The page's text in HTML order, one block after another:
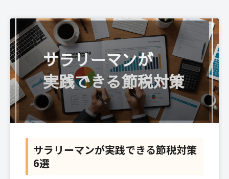
サラリーマンが実践できる節税対策
6選